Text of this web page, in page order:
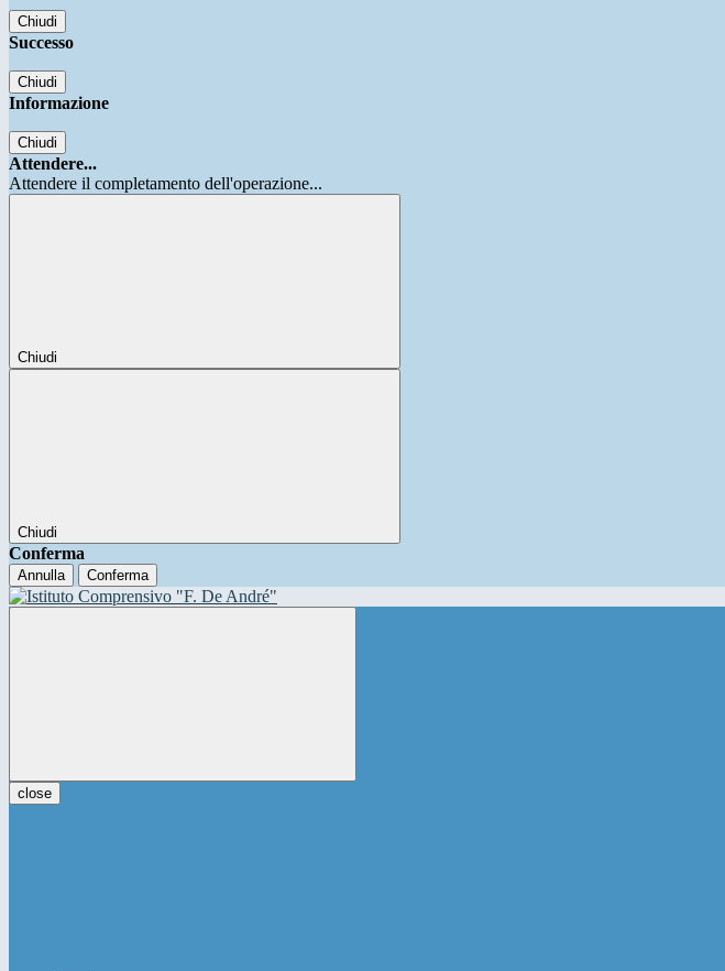
Chiudi
Successo
Chiudi
Informazione
Chiudi
Attendere...
Attendere il completamento dell'operazione...
Chiudi
Chiudi
Conferma
Annulla Conferma
close